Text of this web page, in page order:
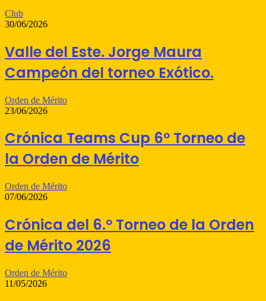
Club
30/06/2026
Valle del Este. Jorge Maura
Campeón del torneo Exótico.
Orden de Mérito
23/06/2026
Crónica Teams Cup 6º Torneo de
la Orden de Mérito
Orden de Mérito
07/06/2026
Crónica del 6.º Torneo de la Orden
de Mérito 2026
Orden de Mérito
11/05/2026